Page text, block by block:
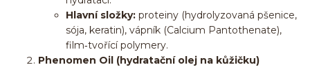
Hlavní složky: proteiny (hydrolyzovaná pšenice,
sója, keratin), vápník (Calcium Pantothenate),
film‑tvořící polymery.
Phenomen Oil (hydratační olej na kůžičku)